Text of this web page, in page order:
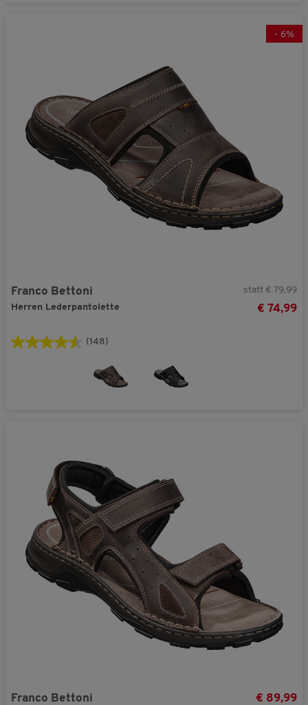
- 6%
Franco Bettoni
Herren Lederpantolette
statt € 79,99
€ 74,99
(148)
Franco Bettoni € 89,99